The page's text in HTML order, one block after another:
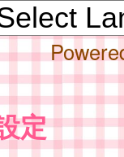
定